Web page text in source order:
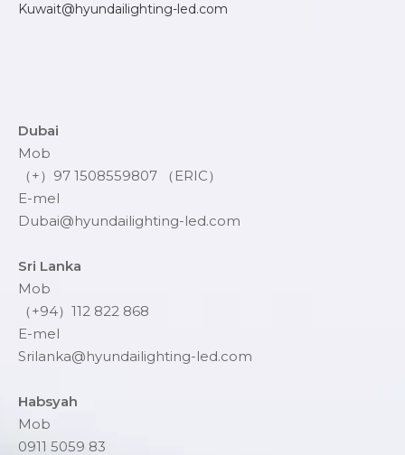
Kuwait@hyundailighting-led.com
Dubai
Mob
（+）97 1508559807 （ERIC）
E-mel
Dubai@hyundailighting-led.com
Sri Lanka
Mob
（+94）112 822 868
E-mel
Srilanka@hyundailighting-led.com
Habsyah
Mob
0911 5059 83